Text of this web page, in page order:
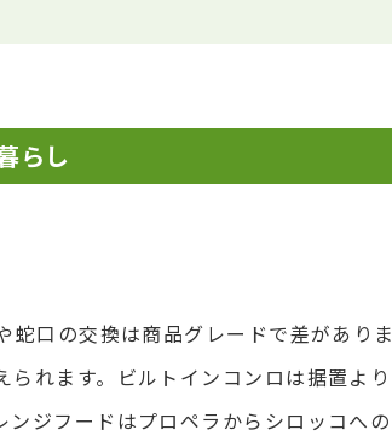
らし
蛇口の交換は商品グレードで差がありま
られます。ビルトインコンロは据置より
ジフードはプロペラからシロッコへの